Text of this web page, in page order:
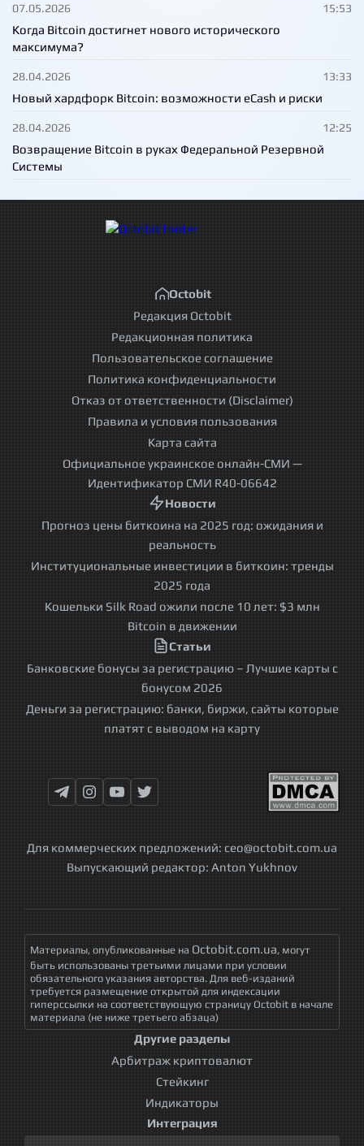
07.05.2026 15:53
Когда Bitcoin достигнет нового исторического
максимума?
28.04.2026 13:33
Новый хардфорк Bitcoin: возможности eCash и риски
28.04.2026 12:25
Возвращение Bitcoin в руках Федеральной Резервной
Системы
Octobit
Редакция Octobit
Редакционная политика
Пользовательское соглашение
Политика конфиденциальности
Отказ от ответственности (Disclaimer)
Правила и условия пользования
Карта сайта
Официальное украинское онлайн-СМИ —
Идентификатор СМИ R40-06642
Новости
Прогноз цены биткоина на 2025 год: ожидания и
реальность
Институциональные инвестиции в биткоин: тренды
2025 года
Кошельки Silk Road ожили после 10 лет: $3 млн
Bitcoin в движении
Статьи
Банковские бонусы за регистрацию – Лучшие карты с
бонусом 2026
Деньги за регистрацию: банки, биржи, сайты которые
платят с выводом на карту
Для коммерческих предложений: ceo@octobit.com.ua
Выпускающий редактор: Anton Yukhnov
Материалы, опубликованные на Octobit.com.ua, могут
быть использованы третьими лицами при условии
обязательного указания авторства. Для веб-изданий
требуется размещение открытой для индексации
гиперссылки на соответствующую страницу Octobit в начале
материала (не ниже третьего абзаца)
Другие разделы
Арбитраж криптовалют
Стейкинг
Индикаторы
Интеграция